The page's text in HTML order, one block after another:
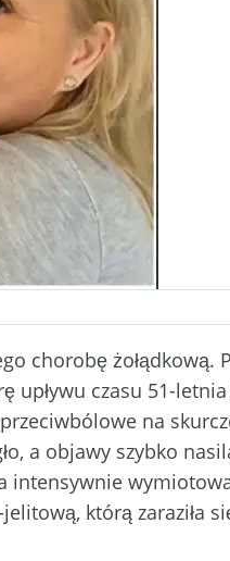
chorobę żołądkową.
upływu czasu 51-
na
a objawy szybko
intensywnie
którą zaraziła